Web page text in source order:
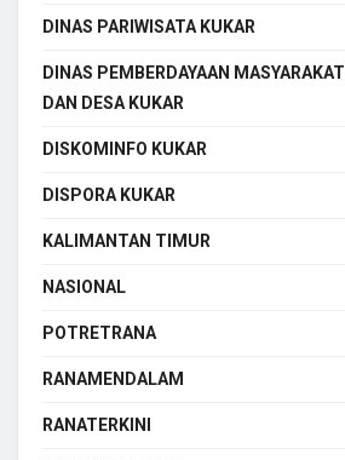
DINAS PARIWISATA KUKAR
DINAS PEMBERDAYAAN MASYARAKAT
DAN DESA KUKAR
DISKOMINFO KUKAR
DISPORA KUKAR
KALIMANTAN TIMUR
NASIONAL
POTRETRANA
RANAMENDALAM
RANATERKINI